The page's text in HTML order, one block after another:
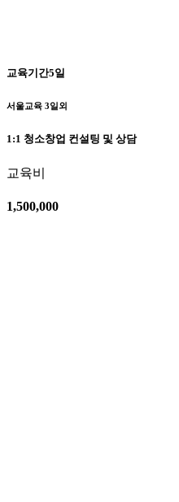
교육기간5일
서울교육 3일외
1:1 청소창업 컨설팅 및 상담
교육비
1,500,000